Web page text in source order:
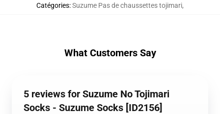
Catégories:Suzume Pas de chaussettes tojimari,
What Customers Say
5 reviews for Suzume No Tojimari
Socks - Suzume Socks [ID2156]